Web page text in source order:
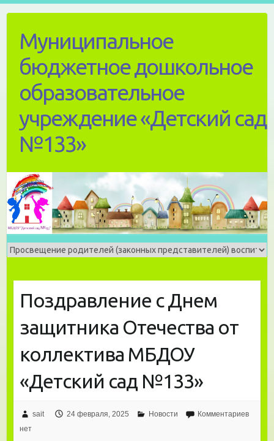
contentМуниципальное
бюджетное дошкольное
образовательное
учреждение «Детский сад
№133»
Поздравление с Днем
защитника Отечества от
коллектива МБДОУ
«Детский сад №133»
sait 24 февраля, 2025 Новости
Комментариев
нет